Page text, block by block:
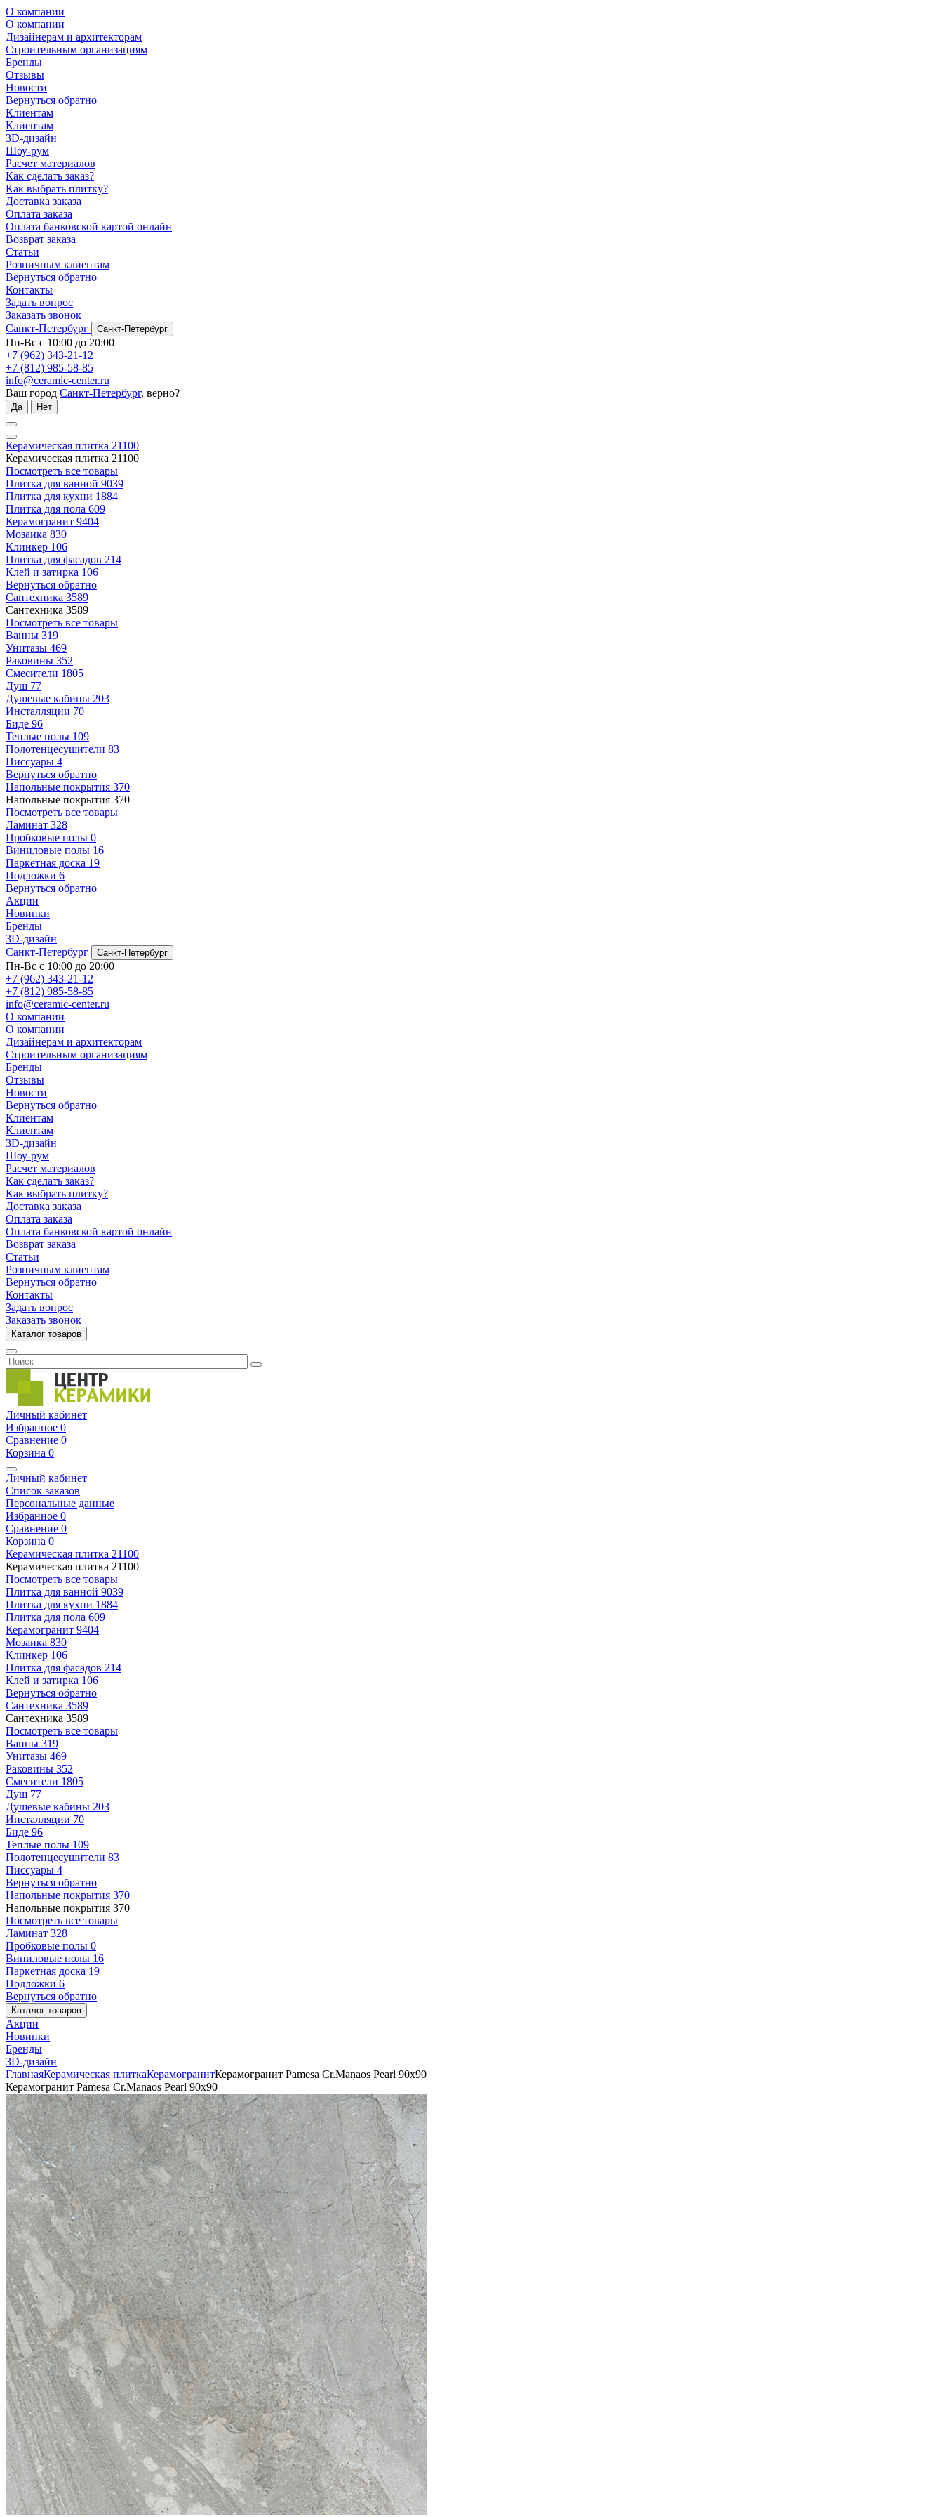
О компании
О компании
Дизайнерам и архитекторам
Строительным организациям
Бренды
Отзывы
Новости
Вернуться обратно
Клиентам
Клиентам
3D-дизайн
Шоу-рум
Расчет материалов
Как сделать заказ?
Как выбрать плитку?
Доставка заказа
Оплата заказа
Оплата банковской картой онлайн
Возврат заказа
Статьи
Розничным клиентам
Вернуться обратно
Контакты
Задать вопрос
Заказать звонок
Санкт-Петербург
Санкт-Петербург
Пн-Вс с 10:00 до 20:00
+7 (962) 343-21-12
+7 (812) 985-58-85
info@ceramic-center.ru
Ваш город Санкт-Петербург, верно?
Да Нет
Керамическая плитка 21100
Керамическая плитка 21100
Посмотреть все товары
Плитка для ванной 9039
Плитка для кухни 1884
Плитка для пола 609
Керамогранит 9404
Мозаика 830
Клинкер 106
Плитка для фасадов 214
Клей и затирка 106
Вернуться обратно
Сантехника 3589
Сантехника 3589
Посмотреть все товары
Ванны 319
Унитазы 469
Раковины 352
Смесители 1805
Душ 77
Душевые кабины 203
Инсталляции 70
Биде 96
Теплые полы 109
Полотенцесушители 83
Писсуары 4
Вернуться обратно
Напольные покрытия 370
Напольные покрытия 370
Посмотреть все товары
Ламинат 328
Пробковые полы 0
Виниловые полы 16
Паркетная доска 19
Подложки 6
Вернуться обратно
Акции
Новинки
Бренды
3D-дизайн
Санкт-Петербург
Санкт-Петербург
Пн-Вс с 10:00 до 20:00
+7 (962) 343-21-12
+7 (812) 985-58-85
info@ceramic-center.ru
О компании
О компании
Дизайнерам и архитекторам
Строительным организациям
Бренды
Отзывы
Новости
Вернуться обратно
Клиентам
Клиентам
3D-дизайн
Шоу-рум
Расчет материалов
Как сделать заказ?
Как выбрать плитку?
Доставка заказа
Оплата заказа
Оплата банковской картой онлайн
Возврат заказа
Статьи
Розничным клиентам
Вернуться обратно
Контакты
Задать вопрос
Заказать звонок
Каталог товаров
Личный кабинет
Избранное 0
Сравнение 0
Корзина 0
Личный кабинет
Список заказов
Персональные данные
Избранное 0
Сравнение 0
Корзина 0
Керамическая плитка 21100
Керамическая плитка 21100
Посмотреть все товары
Плитка для ванной 9039
Плитка для кухни 1884
Плитка для пола 609
Керамогранит 9404
Мозаика 830
Клинкер 106
Плитка для фасадов 214
Клей и затирка 106
Вернуться обратно
Сантехника 3589
Сантехника 3589
Посмотреть все товары
Ванны 319
Унитазы 469
Раковины 352
Смесители 1805
Душ 77
Душевые кабины 203
Инсталляции 70
Биде 96
Теплые полы 109
Полотенцесушители 83
Писсуары 4
Вернуться обратно
Напольные покрытия 370
Напольные покрытия 370
Посмотреть все товары
Ламинат 328
Пробковые полы 0
Виниловые полы 16
Паркетная доска 19
Подложки 6
Вернуться обратно
Каталог товаров
Акции
Новинки
Бренды
3D-дизайн
ГлавнаяКерамическая плиткаКерамогранитКерамогранит Pamesa Cr.Manaos Pearl 90x90
Керамогранит Pamesa Cr.Manaos Pearl 90x90